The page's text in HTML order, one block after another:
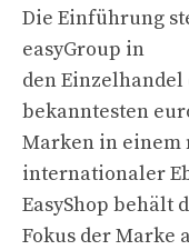
Die Einführung
easyGroup in
den
bekanntesten
Marken in einem
internationaler
EasyShop behält
Fokus der Marke